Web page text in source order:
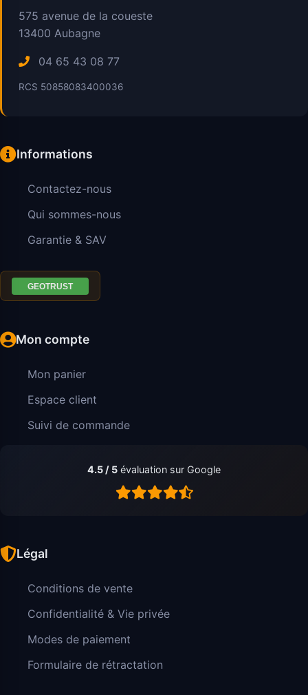
575 avenue de la coueste
13400 Aubagne
04 65 43 08 77
RCS 50858083400036
Informations
Contactez-nous
Qui sommes-nous
Garantie & SAV
Mon compte
Mon panier
Espace client
Suivi de commande
4.5 / 5 évaluation sur Google
Légal
Conditions de vente
Confidentialité & Vie privée
Modes de paiement
Formulaire de rétractation